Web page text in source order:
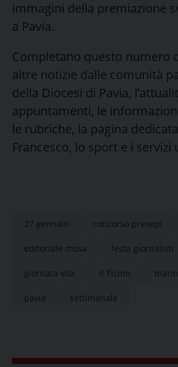
immagini della premiazione
a Pavia.
Completano questo numero
altre notizie dalle comunità
della Diocesi di Pavia,
appuntamenti, le
le rubriche, la pagina
Francesco, lo sport e i servizi
27 gennaio concorso presepi
editoriale mosa festa giornalisti
giornata vita Il Ticino
pavia settimanale